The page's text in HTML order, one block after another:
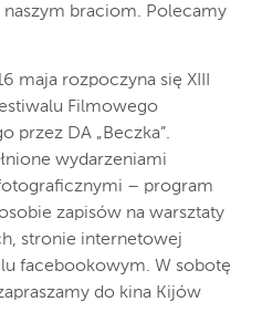
braciom. Polecamy
maja rozpoczyna się XIII
Filmowego
przez DA „Beczka”.
wydarzeniami
– program
zapisów na warsztaty
stronie internetowej
facebookowym. W sobotę
do kina Kijów